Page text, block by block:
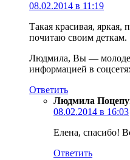
08.02.2014 в 11:19
Такая красивая, яркая,
почитаю своим деткам.
Людмила, Вы —
информацией в
Ответить
Людмила
08.02.2014 в 16:03
Елена, спасибо!
Ответить